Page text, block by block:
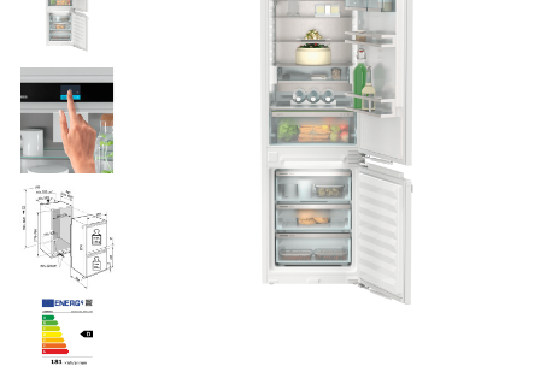
Gasloos koken
Zakelijk